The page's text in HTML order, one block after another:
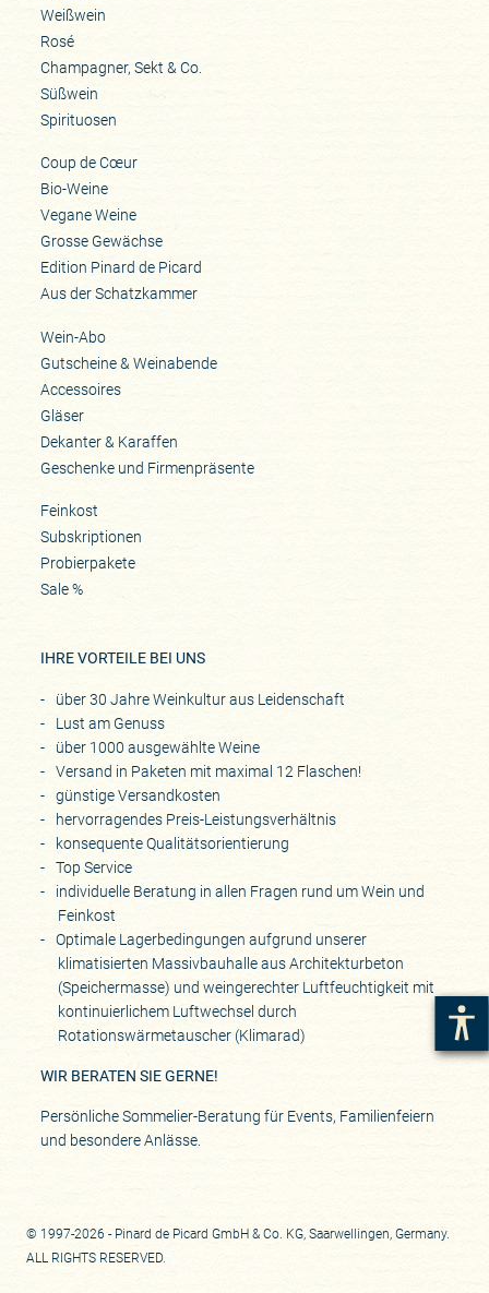
Weißwein
Rosé
Champagner, Sekt & Co.
Süßwein
Spirituosen
Coup de Cœur
Bio-Weine
Vegane Weine
Grosse Gewächse
Edition Pinard de Picard
Aus der Schatzkammer
Wein-Abo
Gutscheine & Weinabende
Accessoires
Gläser
Dekanter & Karaffen
Geschenke und Firmenpräsente
Feinkost
Subskriptionen
Probierpakete
Sale %
IHRE VORTEILE BEI UNS
über 30 Jahre Weinkultur aus Leidenschaft
Lust am Genuss
über 1000 ausgewählte Weine
Versand in Paketen mit maximal 12 Flaschen!
günstige Versandkosten
hervorragendes Preis-Leistungsverhältnis
konsequente Qualitätsorientierung
Top Service
individuelle Beratung in allen Fragen rund um Wein und
Feinkost
Optimale Lagerbedingungen aufgrund unserer
klimatisierten Massivbauhalle aus Architekturbeton
(Speichermasse) und weingerechter Luftfeuchtigkeit mit
kontinuierlichem Luftwechsel durch
Rotationswärmetauscher (Klimarad)
WIR BERATEN SIE GERNE!
Persönliche Sommelier-Beratung für Events, Familienfeiern
und besondere Anlässe.
© 1997-2026 - Pinard de Picard GmbH & Co. KG, Saarwellingen, Germany.
ALL RIGHTS RESERVED.